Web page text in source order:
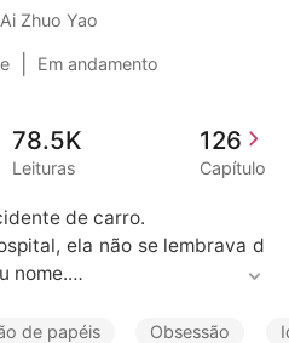
Zhuo Yao
Em andamento
78.5K
Leituras
126
Capítulo
de carro.
ela não se lembrava d
nome.
de papéis Obsessão